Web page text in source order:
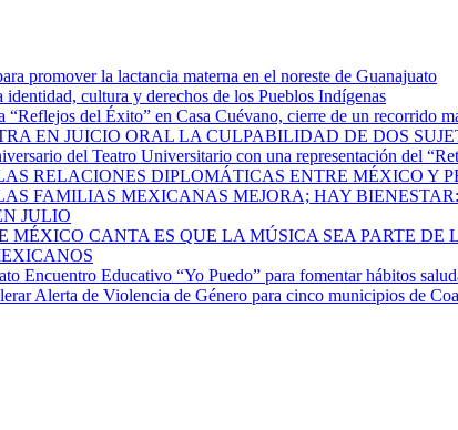
promover la lactancia materna en el noreste de Guanajuato
identidad, cultura y derechos de los Pueblos Indígenas
“Reflejos del Éxito” en Casa Cuévano, cierre de un recorrido
EN JUICIO ORAL LA CULPABILIDAD DE DOS
del Teatro Universitario con una representación del
RELACIONES DIPLOMÁTICAS ENTRE MÉXICO Y
FAMILIAS MEXICANAS MEJORA; HAY
JULIO
MÉXICO CANTA ES QUE LA MÚSICA SEA PARTE
Encuentro Educativo “Yo Puedo” para fomentar hábitos
Alerta de Violencia de Género para cinco municipios de